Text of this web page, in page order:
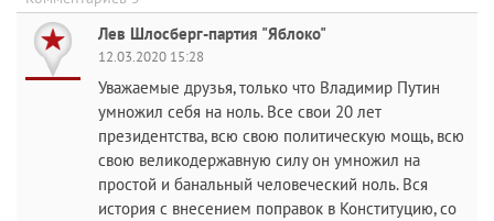
Лев Шлосберг-партия "Яблоко"
12.03.2020 15:28
Уважаемые друзья, только что Владимир Путин
умножил себя на ноль. Все свои 20 лет
президентства, всю свою политическую мощь, всю
свою великодержавную силу он умножил на
простой и банальный человеческий ноль. Вся
история с внесением поправок в Конституцию, со